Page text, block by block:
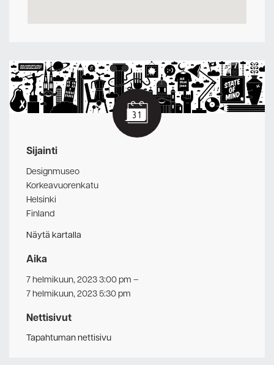
Sijainti
Designmuseo
Korkeavuorenkatu
Helsinki
Finland
Näytä kartalla
Aika
7 helmikuun, 2023 3:00 pm –
7 helmikuun, 2023 5:30 pm
Nettisivut
Tapahtuman nettisivu